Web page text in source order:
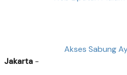
Akses Sabung
Jakarta -